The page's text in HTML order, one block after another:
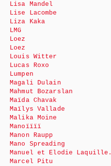
Lisa Mandel
Lise Lacombe
Liza Kaka
LMG
Loez
Loez
Louis Witter
Lucas Roxo
Lumpen
Magali Dulain
Mahmut Bozarslan
Maïda Chavak
Maïlys Vallade
Malika Moine
Manoïïïï
Manon Raupp
Mano Spreading
Manuel et Elodie Laquille.
Marcel Pitu